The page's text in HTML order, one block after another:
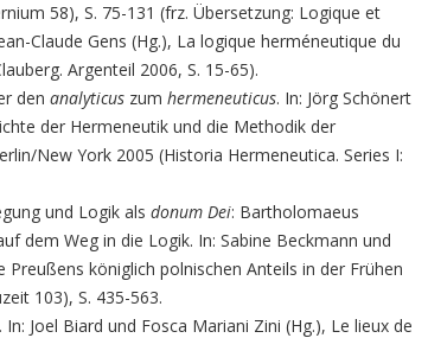
ZITTEL, CLAUS
58), S. 75-131 (frz. Übersetzung: Logique et
Claude Gens (Hg.), La logique herméneutique du
Argenteil 2006, S. 15-65).
den analyticus zum hermeneuticus. In: Jörg Schönert
der Hermeneutik und die Methodik der
New York 2005 (Historia Hermeneutica. Series I:
und Logik als donum Dei: Bartholomaeus
dem Weg in die Logik. In: Sabine Beckmann und
Preußens königlich polnischen Anteils in der Frühen
103), S. 435-563.
. In: Joel Biard und Fosca Mariani Zini (Hg.), Le lieux de